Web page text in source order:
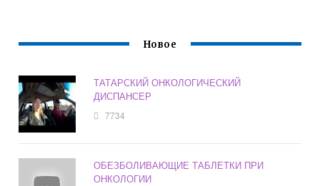
Новое
ТАТАРСКИЙ ОНКОЛОГИЧЕСКИЙ
ДИСПАНСЕР
7734
ОБЕЗБОЛИВАЮЩИЕ ТАБЛЕТКИ ПРИ
ОНКОЛОГИИ